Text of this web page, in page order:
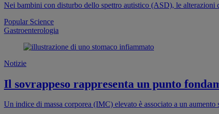
Nei bambini con disturbo dello spettro autistico (ASD), le
Popular Science
Gastroenterologia
Notizie
Il sovrappeso rappresenta un punto
Un indice di massa corporea (IMC) elevato è associato a un